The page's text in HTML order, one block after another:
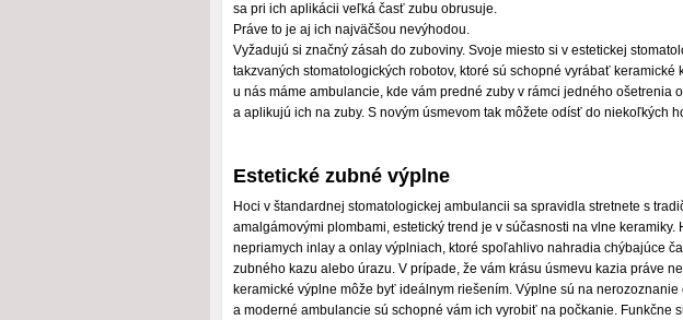
sa pri ich aplikácii veľká časť zubu obrusuje.
Práve to je aj ich najväčšou nevýhodou.
Vyžadujú si značný zásah do zuboviny. Svoje miesto si v estetickej
takzvaných stomatologických robotov, ktoré sú schopné vyrábať keramické
u nás máme ambulancie, kde vám predné zuby v rámci jedného ošetrenia
a aplikujú ich na zuby. S novým úsmevom tak môžete odísť do niekoľkých
Estetické zubné výplne
Hoci v štandardnej stomatologickej ambulancii sa spravidla stretnete s
amalgámovými plombami, estetický trend je v súčasnosti na vlne keramiky.
nepriamych inlay a onlay výplniach, ktoré spoľahlivo nahradia chýbajúce
zubného kazu alebo úrazu. V prípade, že vám krásu úsmevu kazia práve
keramické výplne môže byť ideálnym riešením. Výplne sú na
a moderné ambulancie sú schopné vám ich vyrobiť na počkanie. Funkčne